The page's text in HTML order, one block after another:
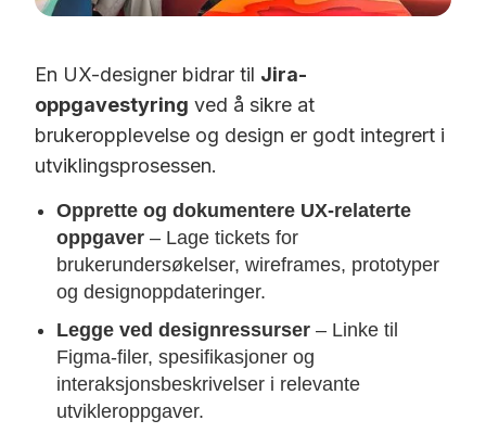
En UX-designer bidrar til Jira-
oppgavestyring ved å sikre at
brukeropplevelse og design er godt integrert i
utviklingsprosessen.
Opprette og dokumentere UX-relaterte
oppgaver – Lage tickets for
brukerundersøkelser, wireframes, prototyper
og designoppdateringer.
Legge ved designressurser – Linke til
Figma-filer, spesifikasjoner og
interaksjonsbeskrivelser i relevante
utvikleroppgaver.